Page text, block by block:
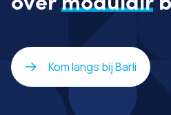
Kom langs bij Barli